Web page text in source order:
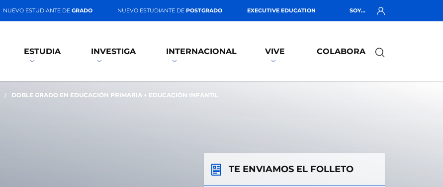
NUEVO ESTUDIANTE DEGRADO NUEVO ESTUDIANTE DE POSTGRADO EXECUTIVE EDUCATION SOY...
ESTUDIA INVESTIGA INTERNACIONAL VIVE COLABORA
DOBLE GRADO EN EDUCACIÓN PRIMARIA + EDUCACIÓN INFANTIL
TE ENVIAMOS EL FOLLETO